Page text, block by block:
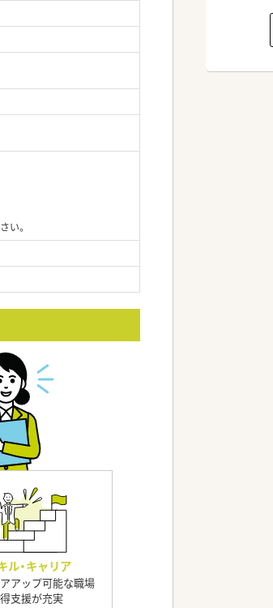
い。
ル・キャリア
アップ可能な職場
支援が充実